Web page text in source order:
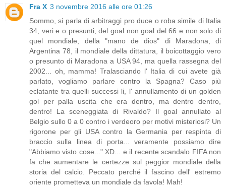
Fra X 3 novembre 2016 alle ore 01:26
Sommo, si parla di arbitraggi pro duce o roba simile di Italia
34, veri e o presunti, del goal non goal del 66 e non solo di
quel mondiale, della "mano de dios" di Maradona, di
Argentina 78, il mondiale della dittatura, il boicottaggio vero
o presunto di Maradona a USA 94, ma quella rassegna del
2002... oh, mamma! Tralasciando l' Italia di cui avete già
parlato, vogliamo parlare contro la Spagna? Caso più
eclatante tra quelli successi li, l' annullamento di un golden
gol per palla uscita che era dentro, ma dentro dentro,
dentro! La sceneggiata di Rivaldo? Il goal annullato al
Belgio sullo 0 a 0 contro i verdeoro per motivi misteriosi? Un
rigorone per gli USA contro la Germania per respinta di
braccio sulla linea di porta... veramente possiamo dire
"Abbiamo visto cose..." XD... e il recente scandalo FIFA non
fa che aumentare le certezze sul peggior mondiale della
storia del calcio. Peccato perché il fascino dell' estremo
oriente prometteva un mondiale da favola! Mah!